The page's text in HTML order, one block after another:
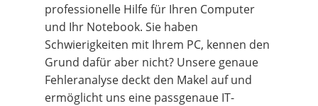
professionelle Hilfe für Ihren Computer
und Ihr Notebook. Sie haben
Schwierigkeiten mit Ihrem PC, kennen den
Grund dafür aber nicht? Unsere genaue
Fehleranalyse deckt den Makel auf und
ermöglicht uns eine passgenaue IT-